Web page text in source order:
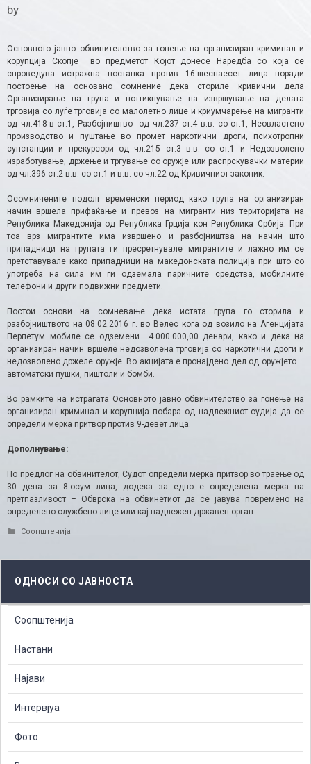
by
Основното јавно обвинителство за гонење на организиран криминал и
корупција Скопје во предметот Којот донесе Наредба со која се
спроведува истражна постапка против 16-шеснаесет лица поради
постоење на основано сомнение дека сториле кривични дела
Организирање на група и поттикнување на извршување на делата
трговија со луѓе трговија со малолетно лице и криумчарење на мигранти
од чл.418-в ст.1, Разбојништво од чл.237 ст.4 в.в. со ст.1, Неовластено
производство и пуштање во промет наркотични дроги, психотропни
супстанции и прекурсори од чл.215 ст.3 в.в. со ст.1 и Недозволено
изработување, држење и тргување со оружје или распрскувачки материи
од чл.396 ст.2 в.в. со ст.1 и в.в. со чл.22 од Кривичниот законик.
Осомничените подолг временски период како група на организиран
начин вршела прифаќање и превоз на мигранти низ територијата на
Република Македонија од Република Грција кон Република Србија. При
тоа врз мигрантите има извршено и разбојништва на начин што
припадници на групата ги пресретнувале мигрантите и лажно им се
претставувале како припадници на македонската полиција при што со
употреба на сила им ги одземала паричните средства, мобилните
телефони и други подвижни предмети.
Постои основи на сомневање дека истата група го сторила и
разбојништвото на 08.02.2016 г. во Велес кога од возило на Агенцијата
Перпетум мобиле се одземени 4.000.000,00 денари, како и дека на
организиран начин вршеле недозволена трговија со наркотични дроги и
недозволено држеле оружје. Во акцијата е пронајдено дел од оружјето –
автоматски пушки, пиштоли и бомби.
Во рамките на истрагата Основното јавно обвинителство за гонење на
организиран криминал и корупција побара од надлежниот судија да се
определи мерка притвор против 9-девет лица.
Дополнување:
По предлог на обвинителот, Судот определи мерка притвор во траење од
30 дена за 8-осум лица, додека за едно е определена мерка на
претпазливост – Обврска на обвинетиот да се јавува повремено на
определено службено лице или кај надлежен државен орган.
Categories
Соопштенија
ОДНОСИ СО ЈАВНОСТА
Соопштенија
Настани
Најави
Интервјуа
Фото